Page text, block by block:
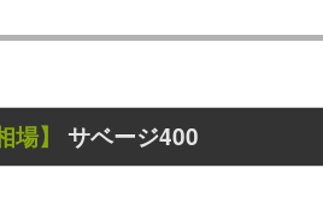
場】 サベージ400